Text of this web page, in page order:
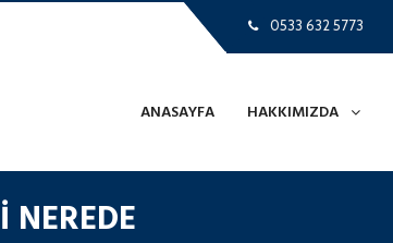
0533 632 5773
ANASAYFA HAKKIMIZDA